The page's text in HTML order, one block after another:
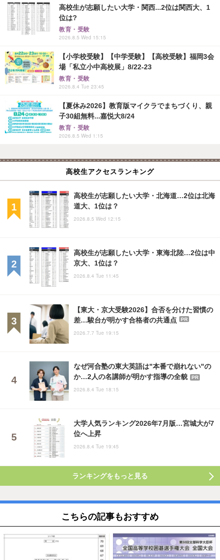
高校生が志願したい大学・関西...2位は関西大、1
位は?
教育・受験
2026.8.5 Wed 15:15
【小学校受験】【中学受験】【高校受験】福岡3会
場「私立小中高校展」8/22-23
教育・受験
2026.8.4 Tue 23:45
【夏休み2026】教育版マイクラでまちづくり、親
子30組無料...嘉悦大8/24
教育・受験
2026.8.5 Wed 1:15
高校生アクセスランキング
高校生が志願したい大学・北海道…2位は北海
道大、1位は？
2026.8.5 Wed 12:15
高校生が志願したい大学・東海北陸…2位は中
京大、1位は？
2026.8.4 Tue 11:45
【東大・京大受験2026】合否を分けた習慣の
差…駿台が明かす合格者の共通点
PR
2026.7.7 Tue 19:15
なぜ河合塾の東大英語は"本番で崩れない"の
か…2人の名講師が明かす指導の全貌
PR
2026.8.4 Tue 18:15
大学人気ランキング2026年7月版…宮城大が7
位へ上昇
2026.8.4 Tue 19:45
ランキングをもっと見る
こちらの記事もおすすめ